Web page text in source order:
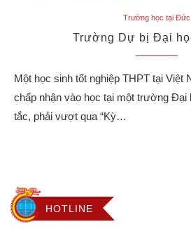
Trường học tại Đức
Trường Dự bị Đại
Một học sinh tốt nghiệp THPT tại
chấp nhận vào học tại một trường
tắc, phải vượt qua “Kỳ…
HOTLINE